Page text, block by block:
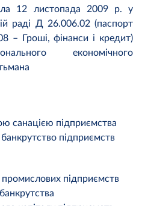
12 листопада 2009 р. у
раді Д 26.006.02 (паспорт
– Гроші, фінанси і кредит)
економічного
санацією підприємства
підприємств
промислових підприємств